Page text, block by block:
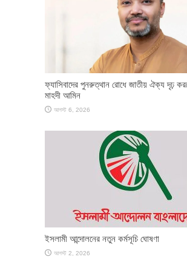
ফ্যাসিবাদের পুনরুত্থান রোধে জাতীয় ঐক্য দৃঢ়
মাহদী আমিন
আগস্ট 6, 2026
ইসলামী আন্দোলনের নতুন কর্মসূচি ঘোষণা
আগস্ট 2, 2026